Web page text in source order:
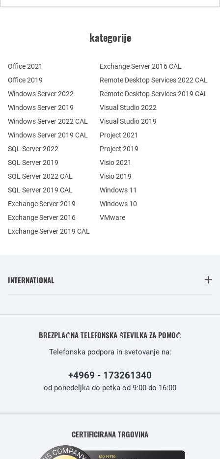
kategorije
Office 2021
Office 2019
Windows Server 2022
Windows Server 2019
Exchange Server 2019
Exchange Server 2016
SQL Server 2022
SQL Server 2019
Windows Server 2022 CAL
Windows Server 2019 CAL
SQL Server 2022 CAL
SQL Server 2019 CAL
Remote Desktop Services 2022 CAL
Remote Desktop Services 2019 CAL
Exchange Server 2019 CAL
Exchange Server 2016 CAL
Visual Studio 2022
Visual Studio 2019
Project 2021
Project 2019
Visio 2021
Visio 2019
Windows 11
Windows 10
VMware
INTERNATIONAL
BREZPLAČNA TELEFONSKA ŠTEVILKA ZA POMOČ
Telefonska podpora in svetovanje na:
+4969 - 173261340
od ponedeljka do petka od 9:00 do 16:00
CERTIFICIRANA TRGOVINA